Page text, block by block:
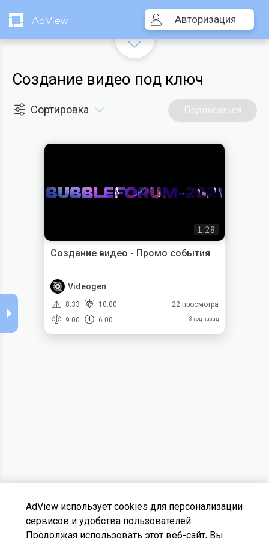
AdView Авторизация
Создание видео под ключ
Сортировка Подписаться
1:28
Создание видео - Промо события
Videogen
8.33
10.00
9.00
6.00
22 просмотра
3 год назад
AdView использует cookies для персонализации
сервисов и удобства пользователей.
Продолжая использовать этот веб-сайт, Вы